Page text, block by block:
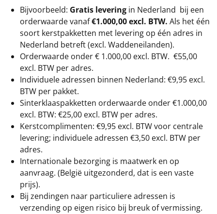
Bijvoorbeeld: Gratis levering in Nederland bij een
orderwaarde vanaf€1.000,00 excl. BTW. Als het één
soort kerstpakketten met levering op één adres in
Nederland betreft (excl. Waddeneilanden).
Orderwaarde onder € 1.000,00 excl. BTW. €55,00
excl. BTW per adres.
Individuele adressen binnen Nederland: €9,95 excl.
BTW per pakket.
Sinterklaaspakketten orderwaarde onder €1.000,00
excl. BTW: €25,00 excl. BTW per adres.
Kerstcomplimenten: €9,95 excl. BTW voor centrale
levering; individuele adressen €3,50 excl. BTW per
adres.
Internationale bezorging is maatwerk en op
aanvraag. (België uitgezonderd, dat is een vaste
prijs).
Bij zendingen naar particuliere adressen is
verzending op eigen risico bij breuk of vermissing.